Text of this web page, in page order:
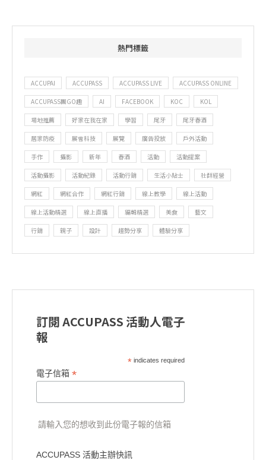
熱門標籤
ACCUPAI ACCUPASS ACCUPASS LIVE ACCUPASS ONLINE
ACCUPASS團GO趣 AI FACEBOOK KOC KOL
場地推薦 好家在我在家 學習 尾牙 尾牙春酒
居家防疫 展會科技 展覽 廣告投放 戶外活動
手作 攝影 新年 春酒 活動 活動提案
活動攝影 活動紀錄 活動行銷 生活小貼士 社群經營
網紅 網紅合作 網紅行銷 線上教學 線上活動
線上活動精選 線上直播 編輯精選 美食 藝文
行銷 親子 設計 趨勢分享 體驗分享
訂閱 ACCUPASS 活動人電子
報
*indicates required
電子信箱 *
請輸入您的想收到此份電子報的信箱
ACCUPASS 活動主辦快訊